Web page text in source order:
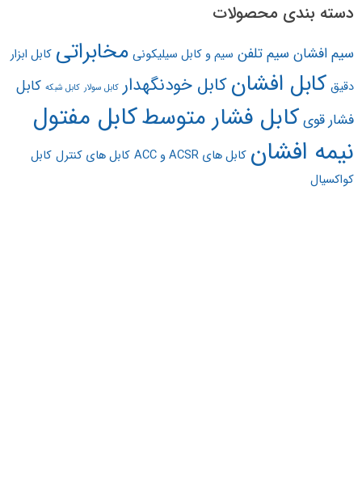
دسته بندی محصولات
سیم افشان سیم تلفن سیم و کابل سیلیکونی مخابراتی کابل ابزار
دقیق کابل افشانکابل خودنگهدار کابل سولار کابل شبکه کابل
فشار قویکابل فشار متوسطکابل مفتول
نیمه افشان کابل های ACSR و ACC کابل های کنترل کابل
کواکسیال